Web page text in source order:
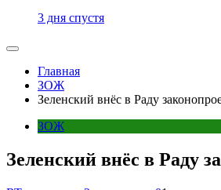
3 дня спустя
Главная
ЗОЖ
Зеленский внёс в Раду
ЗОЖ
Зеленский внёс в Раду